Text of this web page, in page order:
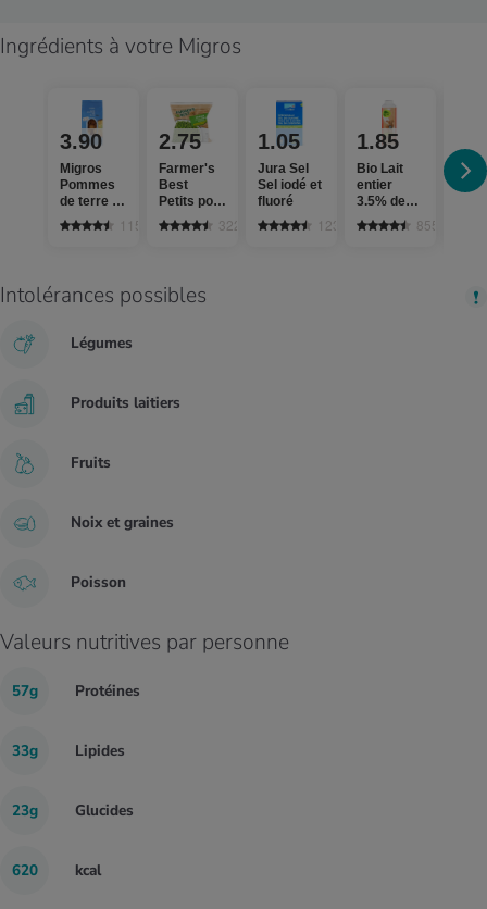
Ingrédients à votre Migros
3.90
Migros
Pommes
de terre à
chair
farineuse
1151
2.75
Farmer's
Best
Petits pois
extra fins
322
1.05
Jura Sel
Sel iodé et
fluoré
1235
1.85
Bio Lait
entier
3.5% de
gras,
pasteurisé855
Die
Intolérances possibles
Légumes
Produits laitiers
Fruits
Noix et graines
Poisson
Valeurs nutritives par personne
57g Protéines
33g Lipides
23g Glucides
620 kcal